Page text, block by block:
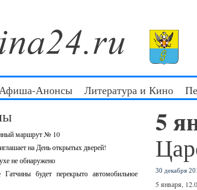
Анонсы Литература и Кино
маршрут № 10
на День открытых дверей!
не обнаружено
будет перекрыто автомобильное
5
30 декабря
5 января,